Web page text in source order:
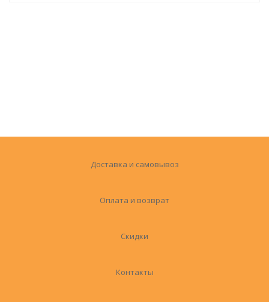
Доставка и самовывоз
Оплата и возврат
Скидки
Контакты